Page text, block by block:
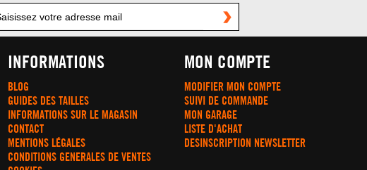
INFORMATIONS
BLOG
GUIDES DES TAILLES
INFORMATIONS SUR LE MAGASIN
CONTACT
MENTIONS LÉGALES
CONDITIONS GENERALES DE VENTES
MON COMPTE
MODIFIER MON COMPTE
SUIVI DE COMMANDE
MON GARAGE
LISTE D'ACHAT
DESINSCRIPTION NEWSLETTER